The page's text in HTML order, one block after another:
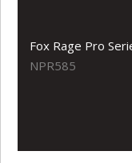
Fox Rage Pro
NPR585